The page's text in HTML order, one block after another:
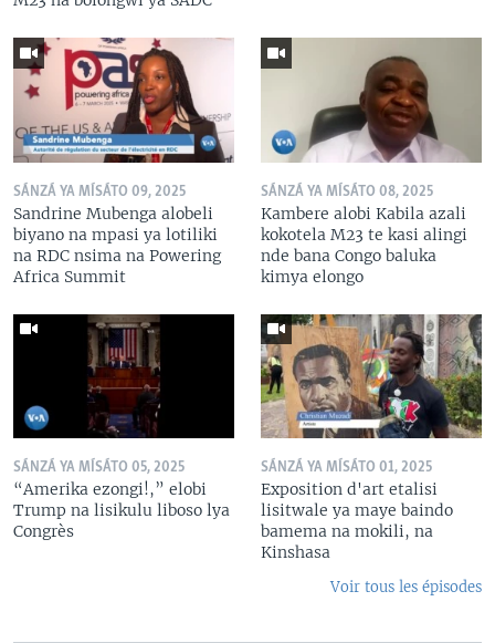
SÁNZÁ YA MÍSÁTO 09, 2025
Sandrine Mubenga alobeli
biyano na mpasi ya lotiliki
na RDC nsima na Powering
Africa Summit
SÁNZÁ YA MÍSÁTO 08, 2025
Kambere alobi Kabila azali
kokotela M23 te kasi alingi
nde bana Congo baluka
kimya elongo
SÁNZÁ YA MÍSÁTO 05, 2025
“Amerika ezongi!,” elobi
Trump na lisikulu liboso lya
Congrès
SÁNZÁ YA MÍSÁTO 01, 2025
Exposition d'art etalisi
lisitwale ya maye baindo
bamema na mokili, na
Kinshasa
Voir tous les épisodes